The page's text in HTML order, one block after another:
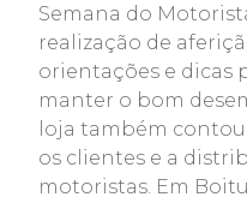
Semana do
realização de
orientações e dicas
manter o bom
loja também
os clientes e a
motoristas. Em